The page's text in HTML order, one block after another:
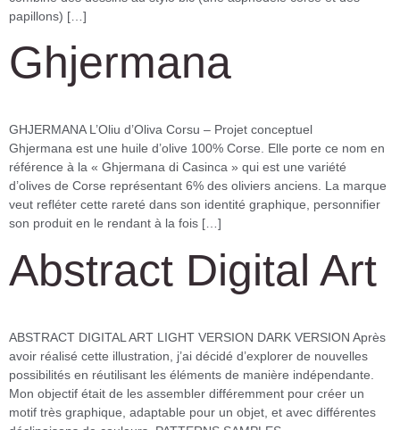
papillons) […]
Ghjermana
GHJERMANA L’Oliu d’Oliva Corsu – Projet conceptuel
Ghjermana est une huile d’olive 100% Corse. Elle porte ce nom en
référence à la « Ghjermana di Casinca » qui est une variété
d’olives de Corse représentant 6% des oliviers anciens. La marque
veut refléter cette rareté dans son identité graphique, personnifier
son produit en le rendant à la fois […]
Abstract Digital Art
ABSTRACT DIGITAL ART LIGHT VERSION DARK VERSION Après
avoir réalisé cette illustration, j’ai décidé d’explorer de nouvelles
possibilités en réutilisant les éléments de manière indépendante.
Mon objectif était de les assembler différemment pour créer un
motif très graphique, adaptable pour un objet, et avec différentes